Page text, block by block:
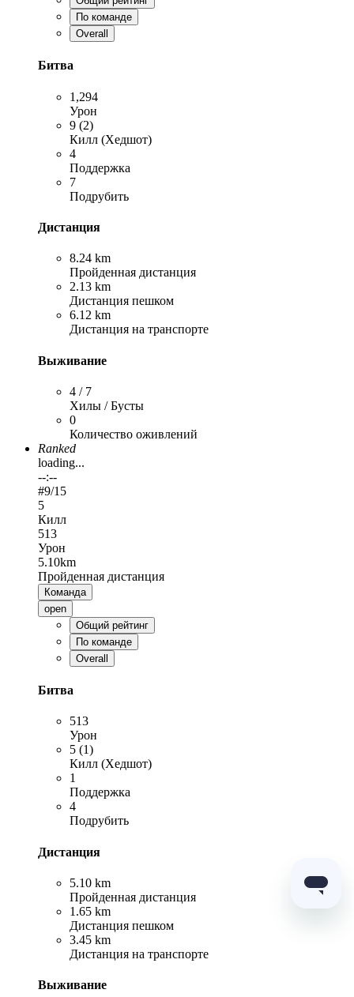
По команде
Overall
Битва
1,294
Урон
9 (2)
Килл (Хедшот)
4
Поддержка
7
Подрубить
Дистанция
8.24 km
Пройденная дистанция
2.13 km
Дистанция пешком
6.12 km
Дистанция на транспорте
Выживание
4 / 7
Хилы / Бусты
0
Количество оживлений
Ranked
loading...
--:--
#9/15
5
Килл
513
Урон
5.10km
Пройденная дистанция
Команда
open
Общий рейтинг
По команде
Overall
Битва
513
Урон
5 (1)
Килл (Хедшот)
1
Поддержка
4
Подрубить
Дистанция
5.10 km
Пройденная дистанция
1.65 km
Дистанция пешком
3.45 km
Дистанция на транспорте
Выживание